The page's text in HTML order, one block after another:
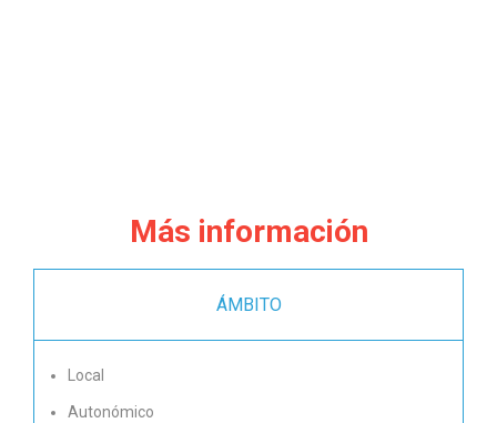
Más información
ÁMBITO
Local
Autonómico